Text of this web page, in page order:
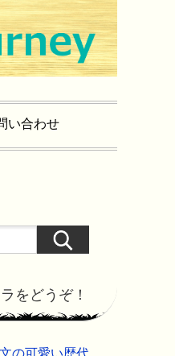
い合わせ
をどうぞ！
の可愛い歴代